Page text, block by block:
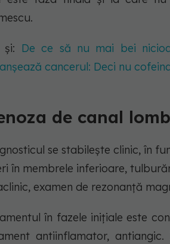
și: De ce să nu mai bei
cancerul: Deci nu
de canal
se stabilește clinic, în
în membrele inferioare,
examen de rezonanță
în fazele inițiale este
antiinflamator,